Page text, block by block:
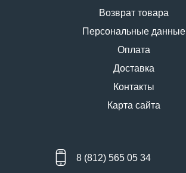
Возврат товара
Персональные данные
Оплата
Доставка
Контакты
Карта сайта
8 (812) 565 05 34